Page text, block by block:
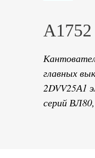
А1752
главных
2DVV25А1
серий